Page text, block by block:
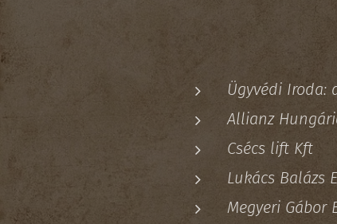
Ügyvédi Iroda:
Allianz
Csécs lift Kft
Lukács Balázs
Megyeri Gábor